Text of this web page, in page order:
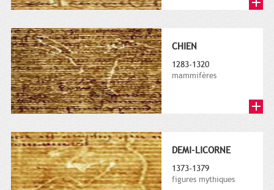
CHIEN
1283-1320
mammifères
DEMI-LICORNE
1373-1379
figures mythiques